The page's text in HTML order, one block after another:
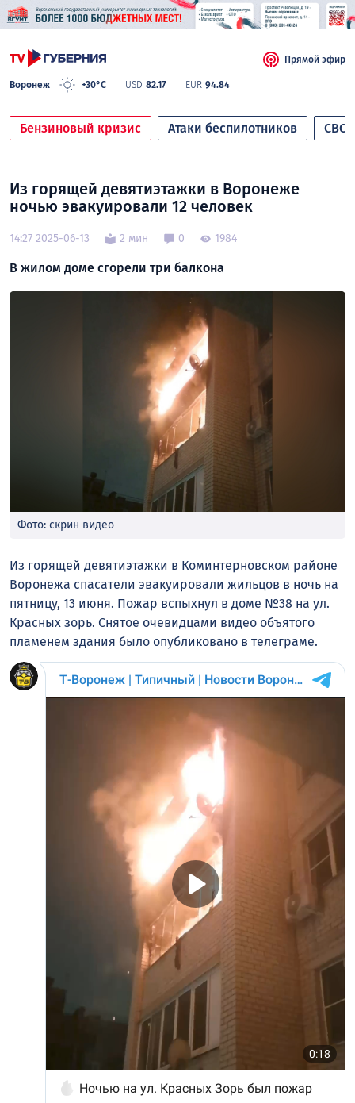
Воронеж +30°C USD 82.17 EUR 94.84
Прямой эфир
Бензиновый кризис Атаки беспилотников СВО
Из горящей девятиэтажки в Воронеже
ночью эвакуировали 12 человек
14:27 2025-06-13 2 мин 0 1984
В жилом доме сгорели три балкона
Фото: скрин видео
Из горящей девятиэтажки в Коминтерновском районе
Воронежа спасатели эвакуировали жильцов в ночь на
пятницу, 13 июня. Пожар вспыхнул в доме №38 на ул.
Красных зорь. Снятое очевидцами видео объятого
пламенем здания было опубликовано в телеграме.